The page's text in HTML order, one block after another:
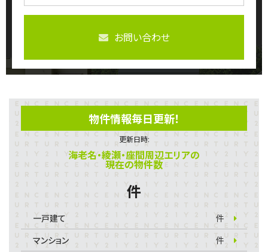
お問い合わせ
物件情報毎日更新！
更新日時:
海老名・綾瀬・座間周辺エリアの
現在の物件数
件
一戸建て
件
マンション
件